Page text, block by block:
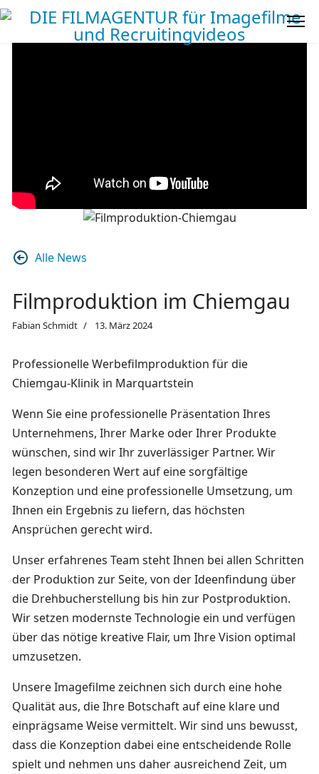
Alle News
Filmproduktion im Chiemgau
Fabian Schmidt 13. März 2024
Professionelle Werbefilmproduktion für die
Chiemgau-Klinik in Marquartstein
Wenn Sie eine professionelle Präsentation Ihres
Unternehmens, Ihrer Marke oder Ihrer Produkte
wünschen, sind wir Ihr zuverlässiger Partner. Wir
legen besonderen Wert auf eine sorgfältige
Konzeption und eine professionelle Umsetzung, um
Ihnen ein Ergebnis zu liefern, das höchsten
Ansprüchen gerecht wird.
Unser erfahrenes Team steht Ihnen bei allen Schritten
der Produktion zur Seite, von der Ideenfindung über
die Drehbucherstellung bis hin zur Postproduktion.
Wir setzen modernste Technologie ein und verfügen
über das nötige kreative Flair, um Ihre Vision optimal
umzusetzen.
Unsere Imagefilme zeichnen sich durch eine hohe
Qualität aus, die Ihre Botschaft auf eine klare und
einprägsame Weise vermittelt. Wir sind uns bewusst,
dass die Konzeption dabei eine entscheidende Rolle
spielt und nehmen uns daher ausreichend Zeit, um